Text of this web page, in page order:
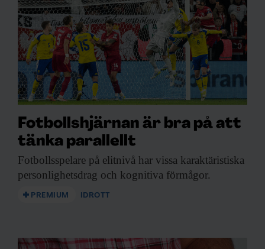
Fotbollshjärnan är bra på att
tänka parallellt
Fotbollsspelare på elitnivå har vissa karaktäristiska
personlighetsdrag och kognitiva förmågor.
PREMIUM IDROTT